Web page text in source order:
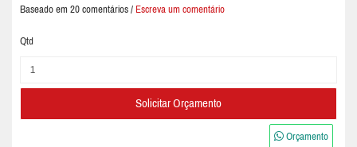
Baseado em 20 comentários / Escreva um comentário
Qtd
Solicitar Orçamento
Orçamento